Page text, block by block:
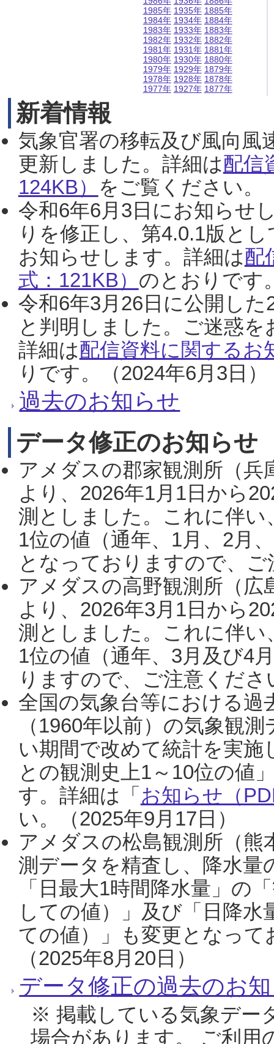
1985年
1984年
1983年
1982年
1981年
1980年
1979年
1978年
1977年
1935年
1934年
1933年
1932年
1931年
1930年
1929年
1928年
1927年
1885年
1884年
1883年
1882年
1881年
1880年
1879年
1878年
1877年
新着情報
気象官署の移転及び風向風
更新しました。詳細は配信
124KB） をご覧ください。
令和6年6月3日にお知らせ
りを修正し、第4.0.1版と
お知らせします。詳細は配
式：121KB） のとおりです
令和6年3月26日に公開し
と判明しました。ご迷惑
詳細は配信資料に関するお
りです。（2024年6月3日）
過去のお知らせ
データ修正のお知らせ
アメダスの郡家観測所（
より、2026年1月1日から
測としました。これに伴い
1位の値（通年、1月、2月
となっておりますので、
アメダスの高野観測所（
より、2026年3月1日から
測としました。これに伴い
1位の値（通年、3月及び4
りますので、ご注意くだ
全国の気象台等における過
（1960年以前）の気象観
い期間で改めて統計を実
との観測史上1～10位の値
す。詳細は「 お知らせ（
い。（2025年9月17日）
アメダスの松島観測所（熊
測データを精査し、降水
「日最大1時間降水量」の
しての値）」及び「日降
ての値）」も変更となっ
（2025年8月20日）
データ修正の過去のお
※ 掲載している気象デー
場合があります。 ご利用